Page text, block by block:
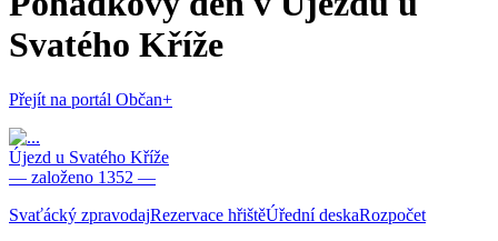
Svatého Kříže
Přejít na portál Občan+
Újezd u Svatého Kříže
— založeno 1352 —
Svaťácký zpravodajRezervace hřištěÚřední deskaRozpočet